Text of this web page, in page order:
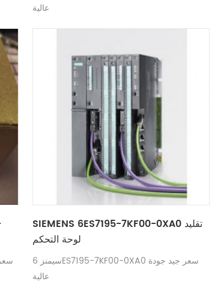
عالية
SIEMENS 6ES7195-7KF00-0XA0 تقليد
لوحة التحكم
سيمنز 6ES7195-7KF00-0XA0 سعر جيد جودة
عالية